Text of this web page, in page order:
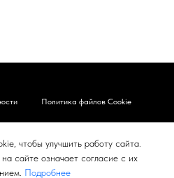
Политика файлов Cookie
чтобы улучшить работу сайта.
сайте означает согласие с их
Подробнее